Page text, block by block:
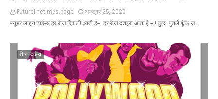
Futurelinetimes.page
अक्टूबर 25, 2020
फ्यूचर लाइन टाईम्स हर रोज दिवाली आती है--! हर रोज दशहरा आता है --!! कुछ पुतले फूंके ज…
विचार टाईम्स